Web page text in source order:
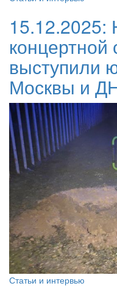
15.12.2025:
выступили
Москвы и
Статьи и интервью